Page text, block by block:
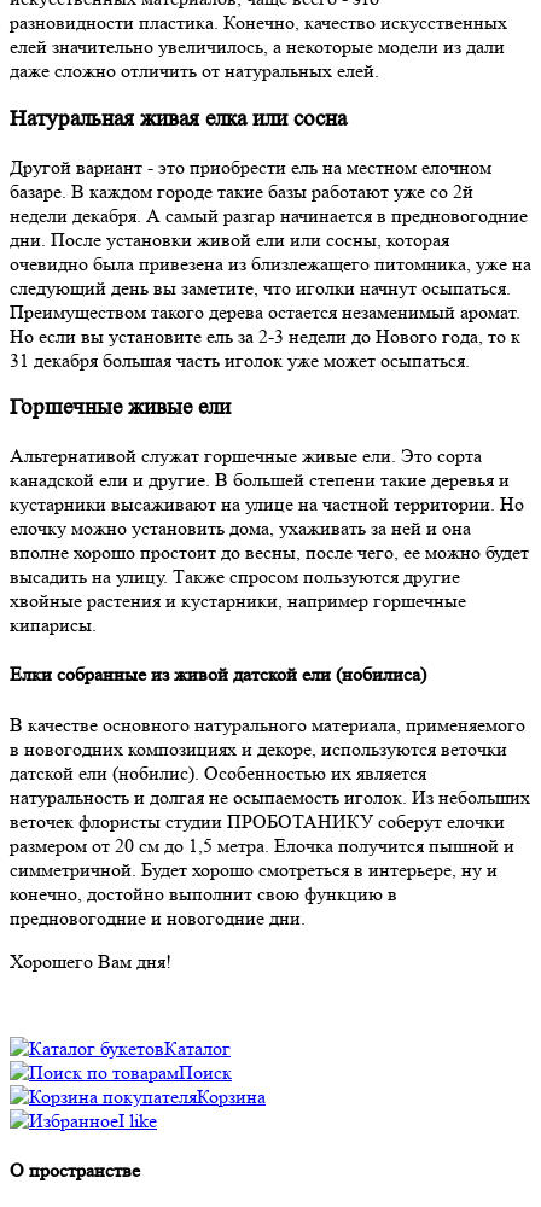
разновидности пластика. Конечно, качество искусственных
елей значительно увеличилось, а некоторые модели из дали
даже сложно отличить от натуральных елей.
Натуральная живая елка или сосна
Другой вариант - это приобрести ель на местном елочном
базаре. В каждом городе такие базы работают уже со 2й
недели декабря. А самый разгар начинается в предновогодние
дни. После установки живой ели или сосны, которая
очевидно была привезена из близлежащего питомника, уже на
следующий день вы заметите, что иголки начнут осыпаться.
Преимуществом такого дерева остается незаменимый аромат.
Но если вы установите ель за 2-3 недели до Нового года, то к
31 декабря большая часть иголок уже может осыпаться.
Горшечные живые ели
Альтернативой служат горшечные живые ели. Это сорта
канадской ели и другие. В большей степени такие деревья и
кустарники высаживают на улице на частной территории. Но
елочку можно установить дома, ухаживать за ней и она
вполне хорошо простоит до весны, после чего, ее можно будет
высадить на улицу. Также спросом пользуются другие
хвойные растения и кустарники, например горшечные
кипарисы.
Елки собранные из живой датской ели (нобилиса)
В качестве основного натурального материала, применяемого
в новогодних композициях и декоре, используются веточки
датской ели (нобилис). Особенностью их является
натуральность и долгая не осыпаемость иголок. Из небольших
веточек флористы студии ПРОБОТАНИКУ соберут елочки
размером от 20 см до 1,5 метра. Елочка получится пышной и
симметричной. Будет хорошо смотреться в интерьере, ну и
конечно, достойно выполнит свою функцию в
предновогодние и новогодние дни.
Хорошего Вам дня!
Каталог
Поиск
Корзина
I like
О пространстве